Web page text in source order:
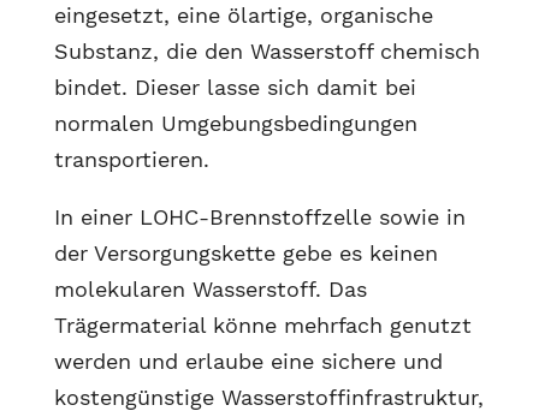
eingesetzt, eine ölartige, organische
Substanz, die den Wasserstoff chemisch
bindet. Dieser lasse sich damit bei
normalen Umgebungsbedingungen
transportieren.
In einer LOHC-Brennstoffzelle sowie in
der Versorgungskette gebe es keinen
molekularen Wasserstoff. Das
Trägermaterial könne mehrfach genutzt
werden und erlaube eine sichere und
kostengünstige Wasserstoffinfrastruktur,